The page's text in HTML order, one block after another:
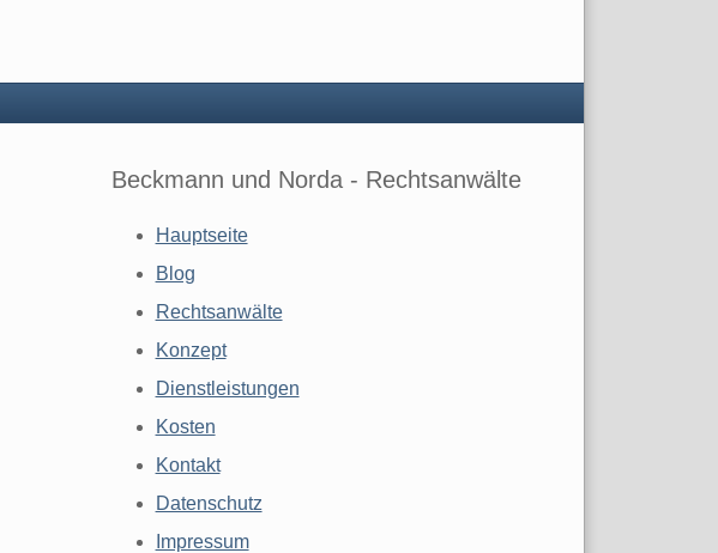
Beckmann und Norda - Rechtsanwälte
Hauptseite
Blog
Rechtsanwälte
Konzept
Dienstleistungen
Kosten
Kontakt
Datenschutz
Impressum